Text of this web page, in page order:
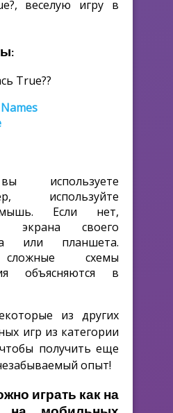
веселую игру в
True??
используете
используйте
Если нет,
экрана своего
или планшета.
схемы
объясняются в
из других
игр из категории
получить еще
опыт!
играть как на